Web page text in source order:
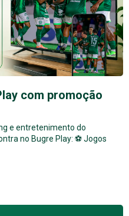
com promoção
e entretenimento do
no Bugre Play: ⚽ Jogos